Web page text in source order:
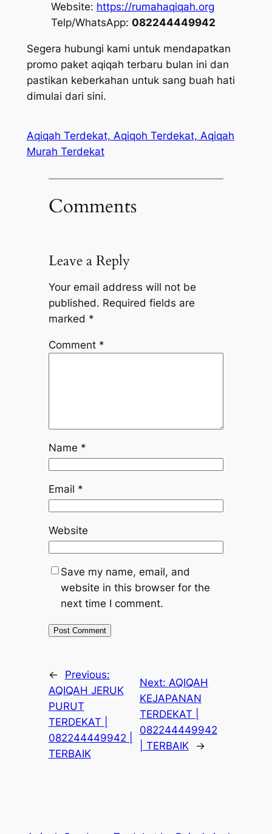
Website: https://rumahaqiqah.org
Telp/WhatsApp: 082244449942
Segera hubungi kami untuk mendapatkan
promo paket aqiqah terbaru bulan ini dan
pastikan keberkahan untuk sang buah hati
dimulai dari sini.
Aqiqah Terdekat, Aqiqoh Terdekat, Aqiqah
Murah Terdekat
Comments
Leave a Reply
Your email address will not be
published. Required fields are
marked *
Comment *
Name *
Email *
Website
Save my name, email, and
website in this browser for the
next time I comment.
←
Previous:
AQIQAH JERUK
PURUT
TERDEKAT |
082244449942 |
TERBAIK
Next: AQIQAH
KEJAPANAN
TERDEKAT |
082244449942
| TERBAIK
→